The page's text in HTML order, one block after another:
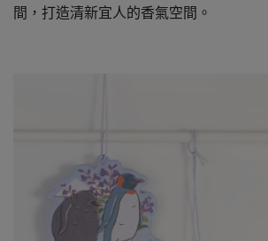
間，打造清新宜人的香氣空間。